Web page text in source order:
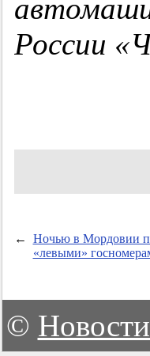
России
←
Ночью в Мордовии
«левыми»
©